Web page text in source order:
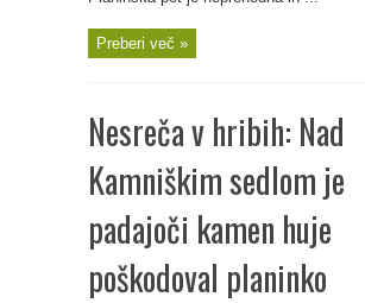
Preberi več »
Nesreča v hribih: Nad
Kamniškim sedlom je
padajoči kamen huje
poškodoval planinko